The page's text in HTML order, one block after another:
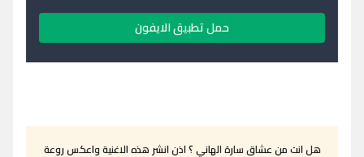
حمل تطبيق الايفون
هل انت من عشاق سارة الهاني ؟ اذن انشر هذه الاغنية واعكس روعة